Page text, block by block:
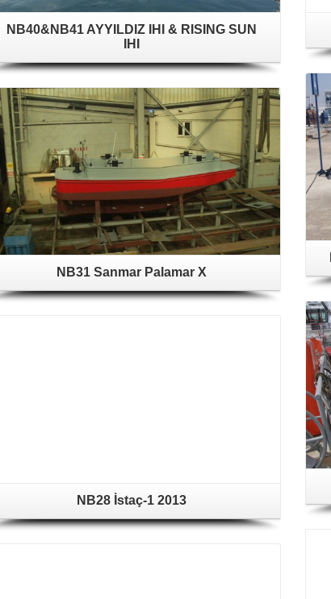
NB40&NB41 AYYILDIZ IHI & RISING SUN
IHI
NB31 Sanmar Palamar X
NB28 İstaç-1 2013